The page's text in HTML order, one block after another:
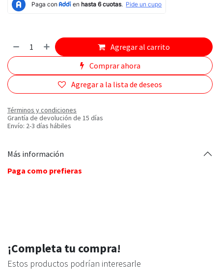
Agregar al carrito
Comprar ahora
Agregar a la lista de deseos
Términos y condiciones
Grantía de devolución de 15 días
Envío: 2-3 días hábiles
Más información
Paga como prefieras
¡Completa tu compra!
Estos productos podrían interesarle